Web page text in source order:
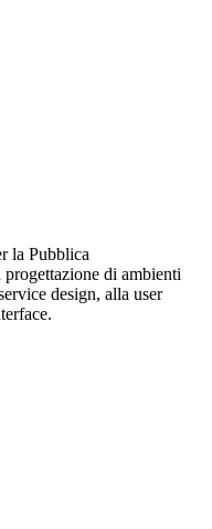
la Pubblica
di ambienti
design, alla user